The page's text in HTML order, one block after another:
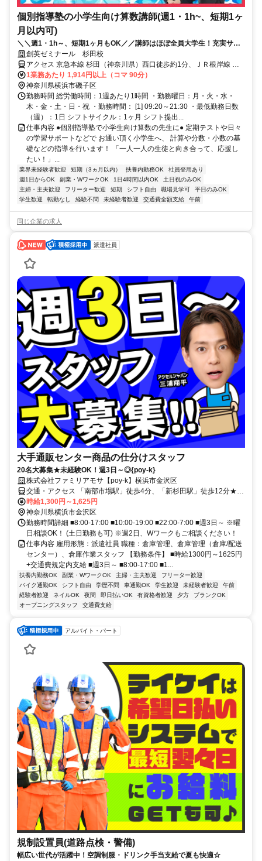
個別指導塾の小学生向け算数講師(週1・1h~、短期1ヶ
月以内可)
＼＼週1・1h～、短期1ヶ月もOK／／講師はほぼ全員大学生！充実サポ
ートで初バイトでも安心◎面接履歴書不要
創英ゼミナール 杉田校
アクセス 京急本線 杉田（神奈川県）西口徒歩約1分、ＪＲ根岸線 新
杉田西口徒歩約8分、金沢シーサイドライン 新杉田西口徒歩約8分
1業務あたり 1,914円以上（コマ 90分）
神奈川県横浜市磯子区
勤務時間 総労働時間：1週あたり1時間 ・勤務曜日：月・火・水・
木・金・土・日・祝 ・勤務時間： [1] 09:20～21:30 ・最低勤務日数
（週）：1日 シフトサイクル：1ヶ月 シフト提出...
仕事内容 ●個別指導塾で小学生向け算数の先生に● 定期テストや日々
の学習サポートなどで お通い頂く小学生へ、 計算や分数・小数の基
礎などの指導を行います！ 「一人一人の生徒と向き合って、応援し
たい！」...
業界未経験者歓迎 短期（3ヵ月以内） 扶養内勤務OK
社員登用あり
週1日からOK
副業・WワークOK 1日4時間以内OK
土日祝のみOK
主婦・主夫歓迎
フリーター歓迎 短期 シフト自由 職場見学可
平日のみOK
学生歓迎
転勤なし 経験不問 未経験者歓迎 交通費全額支給 午前
同じ企業の求人
派遣社員
大手通販センター商品の仕分けスタッフ
20名大募集★未経験OK！週3日～◎{poy-k}
株式会社ファミリアモサ【poy-k】横浜市金沢区
交通・アクセス 「南部市場駅」徒歩4分、「新杉田駅」徒歩12分★
車・バイク・バス・自転車通勤OK！
時給1,300円～1,625円
神奈川県横浜市金沢区
勤務時間詳細 ■8:00-17:00 ■10:00-19:00 ■22:00-7:00 ■週3日～ ※曜
日相談OK！ (土日勤務も可) ※週2日、Wワークもご相談ください！
仕事内容 雇用形態：派遣社員 職種：倉庫管理、倉庫管理（倉庫/配送
センター）、倉庫作業スタッフ 【勤務条件】 ■時給1300円～1625円
+交通費規定内支給 ■週3日～ ■8:00-17:00 ■1...
扶養内勤務OK 副業・WワークOK 主婦・主夫歓迎
フリーター歓迎
バイク通勤OK
シフト自由 学歴不問 車通勤OK 学生歓迎 未経験者歓迎
午前
経験者歓迎
ネイルOK 夜間 即日払いOK 有資格者歓迎 夕方
ブランクOK
オープニングスタッフ
交通費支給
アルバイト・パート
規制設置員(道路点検・警備)
幅広い世代が活躍中！空調制服・ドリンク手当支給で夏も快適☆